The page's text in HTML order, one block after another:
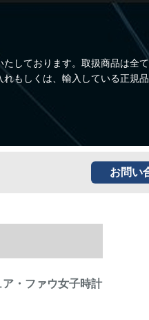
しております。取扱商品は全
もしくは、輸入している正規
お問い
・ファウ女子時計